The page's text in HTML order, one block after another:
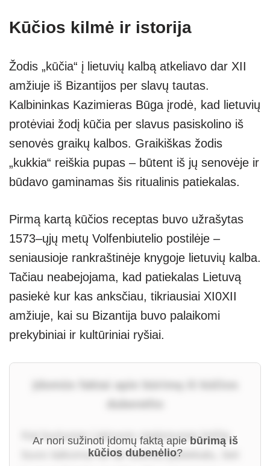
Kūčios kilmė ir istorija
Žodis „kūčia“ į lietuvių kalbą atkeliavo dar XII
amžiuje iš Bizantijos per slavų tautas.
Kalbininkas Kazimieras Būga įrodė, kad lietuvių
protėviai žodį kūčia per slavus pasiskolino iš
senovės graikų kalbos. Graikiškas žodis
„kukkia“ reiškia pupas – būtent iš jų senovėje ir
būdavo gaminamas šis ritualinis patiekalas.
Pirmą kartą kūčios receptas buvo užrašytas
1573–ųjų metų Volfenbiutelio postilėje –
seniausioje rankraštinėje knygoje lietuvių kalba.
Tačiau neabejojama, kad patiekalas Lietuvą
pasiekė kur kas anksčiau, tikriausiai XI0XII
amžiuje, kai su Bizantija buvo palaikomi
prekybiniai ir kultūriniai ryšiai.
Įdomūs faktai apie būrimą iš kūčios
dubenėlio
Kai kuriuose Lietuvos regionuose kūčia
buvo laikoma ne tik šventu patiekalu, bet
Ar nori sužinoti įdomų faktą apie būrimą iš
kūčios dubenėlio?